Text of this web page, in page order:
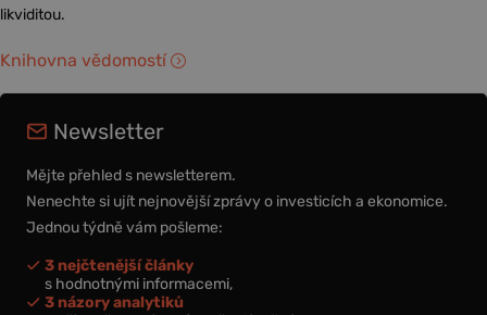
likviditou.
Knihovna vědomostí
Newsletter
Mějte přehled s newsletterem.
Nenechte si ujít nejnovější zprávy o investicích a ekonomice.
Jednou týdně vám pošleme:
3 nejčtenější články
s hodnotnými informacemi,
3 názory analytiků